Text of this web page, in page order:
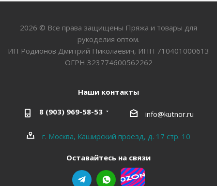
2026 © Все права защищены Пряжа и товары для
рукоделия оптом.
ИП Родионов Дмитрий Николаевич, ИНН 710401000613
ОГРН 323774600562262
Наши контакты
8 (903) 969-58-53 info@kutnor.ru
г. Москва, Каширский проезд, д. 17 стр. 10
Оставайтесь на связи